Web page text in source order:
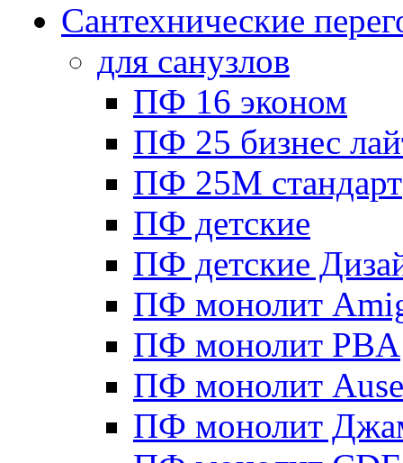
Сантехнические
для санузлов
ПФ 16 эконом
ПФ 25 бизнес
ПФ 25М стандарт
ПФ детские
ПФ детские
ПФ монолит
ПФ монолит PBA
ПФ монолит
ПФ монолит